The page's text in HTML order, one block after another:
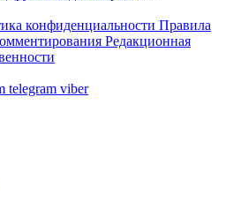
конфиденциальности Правила
Редакционная
telegram viber